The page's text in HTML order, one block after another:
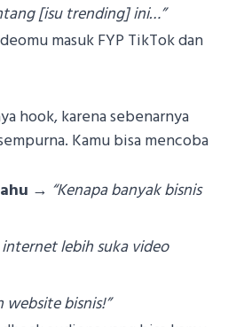
[isu trending] ini…”
masuk FYP TikTok dan
hook, karena sebenarnya
Kamu bisa mencoba
→ “Kenapa banyak bisnis
lebih suka video
website bisnis!”